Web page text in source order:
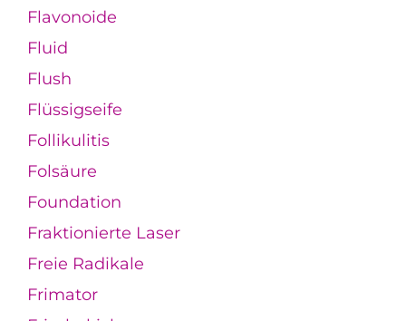
Flavonoide
Fluid
Flush
Flüssigseife
Follikulitis
Folsäure
Foundation
Fraktionierte Laser
Freie Radikale
Frimator